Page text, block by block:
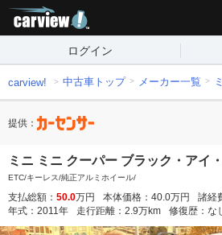
ログイン
carview! 中古車トップ メーカー一覧
提供：
ミニ ミニ クーパー ブラック・アイ
ETC/キーレス/純正アルミホイール/
支払総額： 50.0万円 本体価格： 40.0万円 諸経
年式： 2011年 走行距離： 2.9万km 修復歴： な